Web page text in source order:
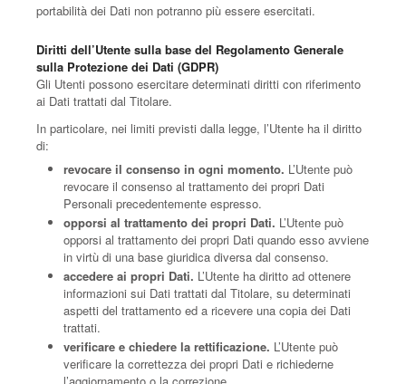
portabilità dei Dati non potranno più essere esercitati.
Diritti dell’Utente sulla base del Regolamento Generale
sulla Protezione dei Dati (GDPR)
Gli Utenti possono esercitare determinati diritti con riferimento
ai Dati trattati dal Titolare.
In particolare, nei limiti previsti dalla legge, l’Utente ha il diritto
di:
revocare il consenso in ogni momento. L’Utente può
revocare il consenso al trattamento dei propri Dati
Personali precedentemente espresso.
opporsi al trattamento dei propri Dati. L’Utente può
opporsi al trattamento dei propri Dati quando esso avviene
in virtù di una base giuridica diversa dal consenso.
accedere ai propri Dati. L’Utente ha diritto ad ottenere
informazioni sui Dati trattati dal Titolare, su determinati
aspetti del trattamento ed a ricevere una copia dei Dati
trattati.
verificare e chiedere la rettificazione. L’Utente può
verificare la correttezza dei propri Dati e richiederne